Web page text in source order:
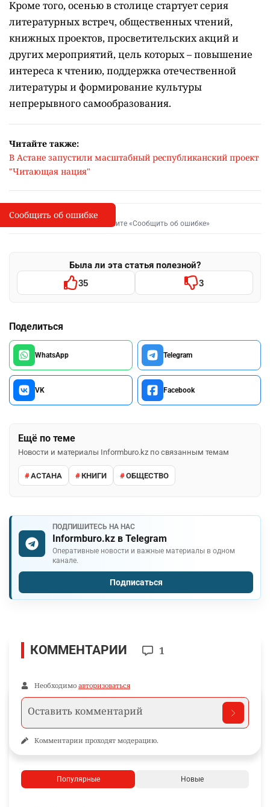
Кроме того, осенью в столице стартует серия
литературных встреч, общественных чтений,
книжных проектов, просветительских акций и
других мероприятий, цель которых –повышение
интереса к чтению, поддержка отечественной
литературы и формирование культуры
непрерывного самообразования.
Читайте также:
В Астане запустили масштабный республиканский проект
"Читающая нация"
I
Сообщить об опечатке
Выделите фрагмент и нажмите «Сообщить об ошибке»
Была ли эта статья полезной?
35 3
Поделиться
WhatsApp Telegram
VK Facebook
Ещё по теме
Новости и материалы Informburo.kz по связанным темам
АСТАНА КНИГИ ОБЩЕСТВО
ПОДПИШИТЕСЬ НА НАС
Informburo.kz в Telegram
Оперативные новости и важные материалы в одном
канале.
Подписаться
Сообщить об ошибке
КОММЕНТАРИИ 1
Необходимо авторизоваться
Комментарии проходят модерацию.
Популярные Новые